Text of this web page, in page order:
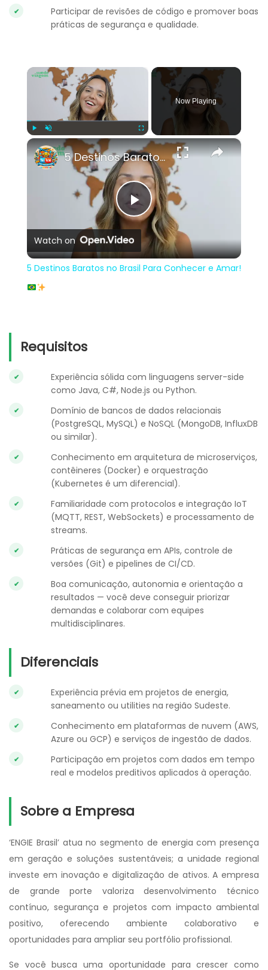
Participar de revisões de código e promover boas
práticas de segurança e qualidade.
×
Fullscreen
Now Playing
×
Play
Video
5 Destinos Baratos no Brasil Para Conhecer e Amar!
Watch on
5 Destinos Baratos no Brasil Para Conhecer e Amar!
Requisitos
Experiência sólida com linguagens server-side
como Java, C#, Node.js ou Python.
Domínio de bancos de dados relacionais
(PostgreSQL, MySQL) e NoSQL (MongoDB, InfluxDB
ou similar).
Conhecimento em arquitetura de microserviços,
contêineres (Docker) e orquestração
(Kubernetes é um diferencial).
Familiaridade com protocolos e integração IoT
(MQTT, REST, WebSockets) e processamento de
streams.
Práticas de segurança em APIs, controle de
versões (Git) e pipelines de CI/CD.
Boa comunicação, autonomia e orientação a
resultados — você deve conseguir priorizar
demandas e colaborar com equipes
multidisciplinares.
Diferenciais
Experiência prévia em projetos de energia,
saneamento ou utilities na região Sudeste.
Conhecimento em plataformas de nuvem (AWS,
Azure ou GCP) e serviços de ingestão de dados.
Participação em projetos com dados em tempo
real e modelos preditivos aplicados à operação.
Sobre a Empresa
‘ENGIE Brasil’ atua no segmento de energia com presença
em geração e soluções sustentáveis; a unidade regional
investe em inovação e digitalização de ativos. A empresa
de grande porte valoriza desenvolvimento técnico
contínuo, segurança e projetos com impacto ambiental
positivo, oferecendo ambiente colaborativo e
oportunidades para ampliar seu portfólio profissional.
Se você busca uma oportunidade para crescer como